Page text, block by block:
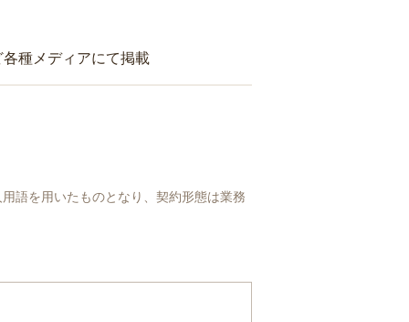
種メディアにて掲載
語を用いたものとなり、契約形態は業務